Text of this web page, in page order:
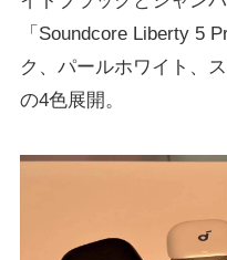
「Soundcore Liberty 5
ク、パールホワイト、
の4色展開。